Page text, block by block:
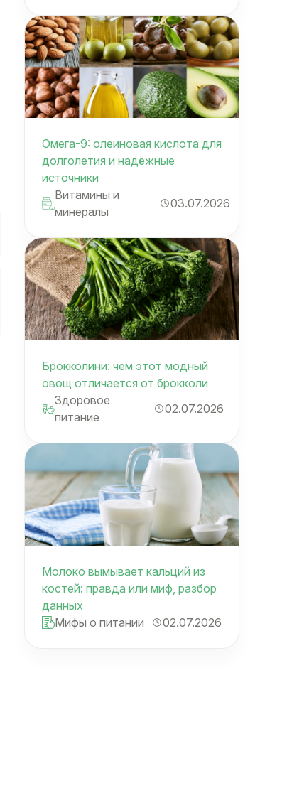
Омега-9: олеиновая кислота для
долголетия и надёжные
источники
Витамины и
минералы
03.07.2026
Брокколини: чем этот модный
овощ отличается от брокколи
Здоровое
питание
02.07.2026
Молоко вымывает кальций из
костей: правда или миф, разбор
данных
Мифы о питании
02.07.2026